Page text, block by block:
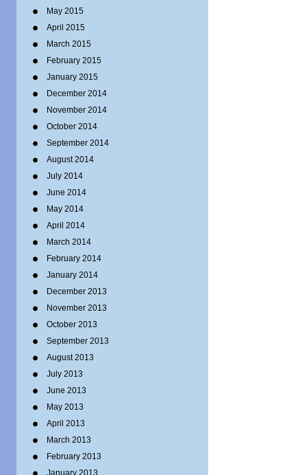
May 2015
April 2015
March 2015
February 2015
January 2015
December 2014
November 2014
October 2014
September 2014
August 2014
July 2014
June 2014
May 2014
April 2014
March 2014
February 2014
January 2014
December 2013
November 2013
October 2013
September 2013
August 2013
July 2013
June 2013
May 2013
April 2013
March 2013
February 2013
January 2013